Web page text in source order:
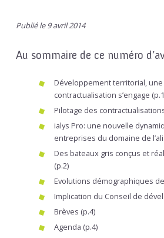
Publié le 9 avril 2014
Au sommaire de ce numéro
Développement territorial,
contractualisation s’engage
Pilotage des
ialys Pro: une nouvelle
entreprises du domaine de
Des bateaux gris conçus et
(p.2)
Evolutions démographiques
Implication du Conseil de
Brèves (p.4)
Agenda (p.4)